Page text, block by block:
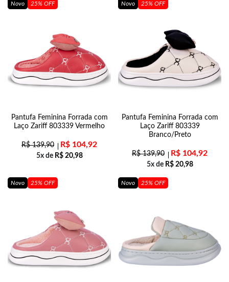
Novo 25% OFF
Pantufa Feminina Forrada com
Laço Zariff 803339 Vermelho
R$139,90 R$ 104,92
5x de R$20,98
Novo 25% OFF
Pantufa Feminina Forrada com
Laço Zariff 803339
Branco/Preto
R$139,90 R$ 104,92
5x de R$20,98
Novo 25% OFF Novo 25% OFF